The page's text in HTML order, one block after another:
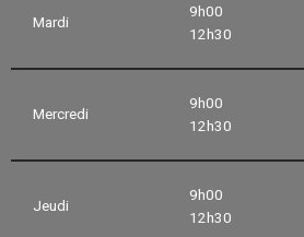
Mardi
9h00
12h30
Mercredi
9h00
12h30
Jeudi
9h00
12h30